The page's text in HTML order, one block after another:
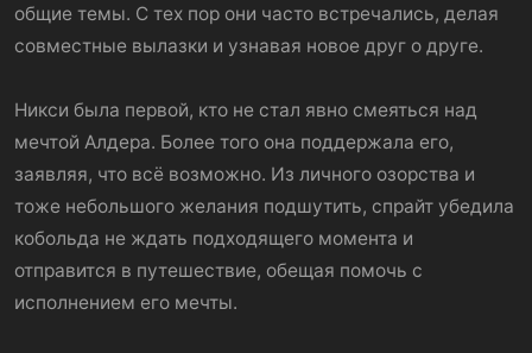
общие темы. С тех пор они часто встречались, делая
совместные вылазки и узнавая новое друг о друге.
Никси была первой, кто не стал явно смеяться над
мечтой Алдера. Более того она поддержала его,
заявляя, что всё возможно. Из личного озорства и
тоже небольшого желания подшутить, спрайт убедила
кобольда не ждать подходящего момента и
отправится в путешествие, обещая помочь с
исполнением его мечты.